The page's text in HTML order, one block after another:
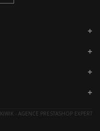
KIWIK - AGENCE PRESTASHOP EXPERT